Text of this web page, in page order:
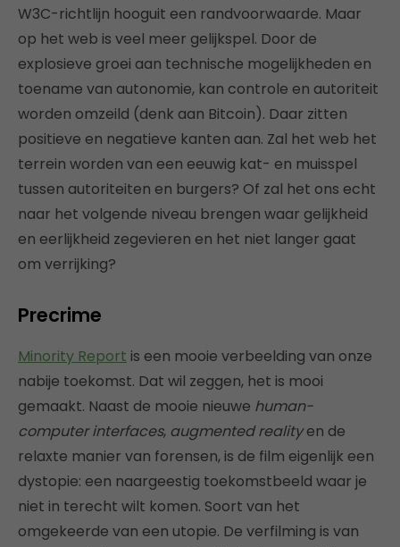
W3C-richtlijn hooguit een randvoorwaarde. Maar
op het web is veel meer gelijkspel. Door de
explosieve groei aan technische mogelijkheden en
toename van autonomie, kan controle en autoriteit
worden omzeild (denk aan Bitcoin). Daar zitten
positieve en negatieve kanten aan. Zal het web het
terrein worden van een eeuwig kat- en muisspel
tussen autoriteiten en burgers? Of zal het ons echt
naar het volgende niveau brengen waar gelijkheid
en eerlijkheid zegevieren en het niet langer gaat
om verrijking?
Precrime
Minority Report is een mooie verbeelding van onze
nabije toekomst. Dat wil zeggen, het is mooi
gemaakt. Naast de mooie nieuwe human-
computer interfaces, augmented realityen de
relaxte manier van forensen, is de film eigenlijk een
dystopie: een naargeestig toekomstbeeld waar je
niet in terecht wilt komen. Soort van het
omgekeerde van een utopie. De verfilming is van